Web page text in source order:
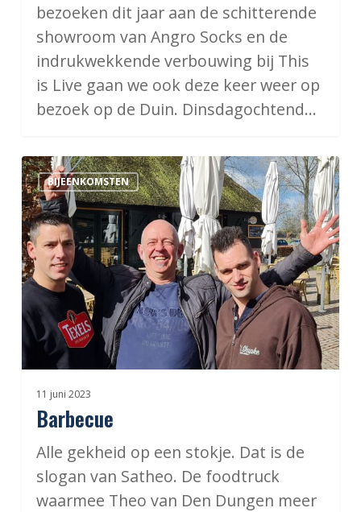
bezoeken dit jaar aan de schitterende
showroom van Angro Socks en de
indrukwekkende verbouwing bij This
is Live gaan we ook deze keer weer op
bezoek op de Duin. Dinsdagochtend…
Barbecue
BIJEENKOMSTEN
11 juni 2023
Barbecue
Alle gekheid op een stokje. Dat is de
slogan van Satheo. De foodtruck
waarmee Theo van Den Dungen meer